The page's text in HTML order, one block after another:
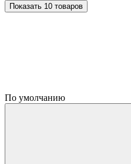
Показать 10 товаров
По умолчанию